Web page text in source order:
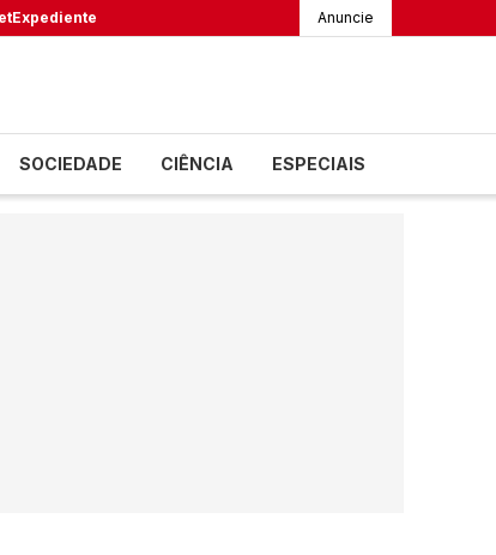
Expediente Anuncie
SOCIEDADE CIÊNCIA ESPECIAIS